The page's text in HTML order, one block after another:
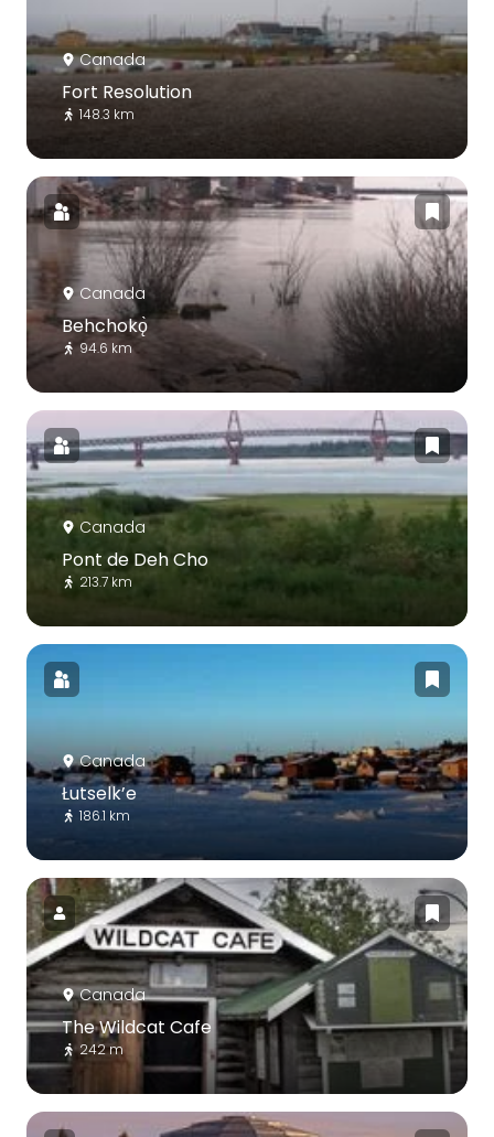
Canada
Fort Resolution
148.3 km
Canada
Behchokǫ̀
94.6 km
Canada
Pont de Deh Cho
213.7 km
Canada
Łutselk’e
186.1 km
Canada
The Wildcat Cafe
242 m